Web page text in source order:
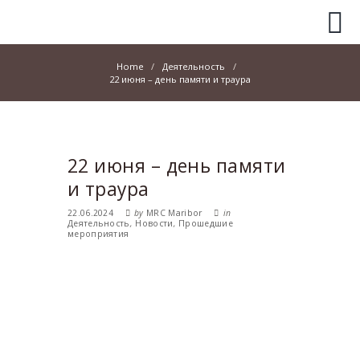
Home
Деятельность
22 июня – день памяти и траура
22 июня – день памяти
и траура
22.06.2024 by MRC Maribor
in
Деятельность, Новости, Прошедшие
мероприятия